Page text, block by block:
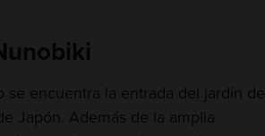
encuentra la entrada del jardín de
Japón. Además de la amplia